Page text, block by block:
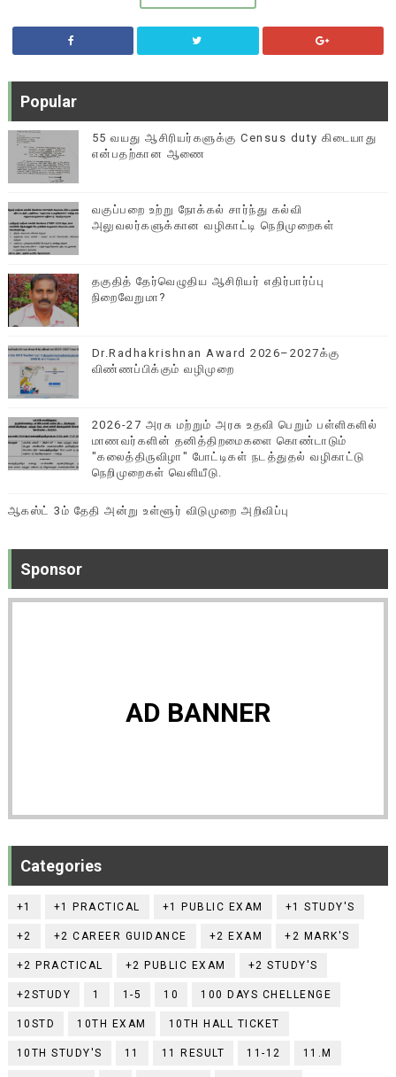
Popular
55 வயது ஆசிரியர்களுக்கு Census duty கிடையாது
என்பதற்கான ஆணை
வகுப்பறை உற்று நோக்கல் சார்ந்து கல்வி
அலுவலர்களுக்கான வழிகாட்டி நெறிமுறைகள்
தகுதித் தேர்வெழுதிய ஆசிரியர் எதிர்பார்ப்பு
நிறைவேறுமா?
Dr.Radhakrishnan Award 2026–2027க்கு
விண்ணப்பிக்கும் வழிமுறை
2026-27 அரசு மற்றும் அரசு உதவி பெறும் பள்ளிகளில்
மாணவர்களின் தனித்திறமைகளை கொண்டாடும்
"கலைத்திருவிழா" போட்டிகள் நடத்துதல் வழிகாட்டு
நெறிமுறைகள் வெளியீடு.
ஆகஸ்ட் 3ம் தேதி அன்று உள்ளூர் விடுமுறை அறிவிப்பு
Sponsor
AD BANNER
Categories
+1 +1 PRACTICAL +1 PUBLIC EXAM +1 STUDY'S
+2 +2 CAREER GUIDANCE +2 EXAM +2 MARK'S
+2 PRACTICAL +2 PUBLIC EXAM +2 STUDY'S
+2STUDY 1 1-5 10 100 DAYS CHELLENGE
10STD 10TH EXAM 10TH HALL TICKET
10TH STUDY'S 11 11 RESULT 11-12 11.M